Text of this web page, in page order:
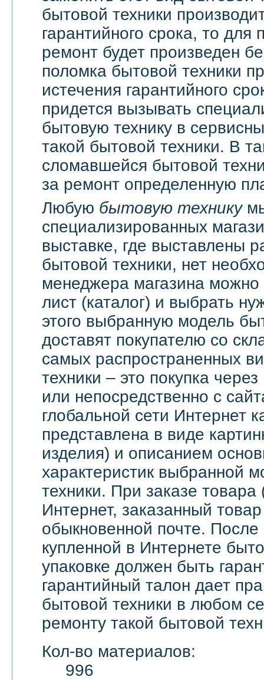
бытовой техники
гарантийного срока, то для
ремонт будет произведен
поломка бытовой техники
истечения гарантийного
придется вызывать
бытовую технику в
такой бытовой техники. В
сломавшейся бытовой
за ремонт определенную
Любую бытовую технику
специализированных
выставке, где выставлены
бытовой техники, нет
менеджера магазина можно
лист (каталог) и выбрать
этого выбранную модель
доставят покупателю со
самых распространенных
техники – это покупка
или непосредственно с
глобальной сети Интернет
представлена в виде
изделия) и описанием
характеристик выбранной
техники. При заказе товара
Интернет, заказанный
обыкновенной почте. После
купленной в Интернете
упаковке должен быть
гарантийный талон дает
бытовой техники в любом
ремонту такой бытовой
Кол-во материалов:
996